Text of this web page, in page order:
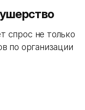
спрос не только
по организации